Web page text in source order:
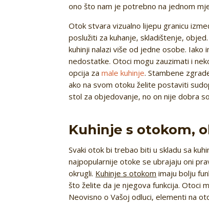
ono što nam je potrebno na jednom
Otok stvara vizualno lijepu granicu
poslužiti za kuhanje, skladištenje,
kuhinji nalazi više od jedne osobe.
nedostatke. Otoci mogu zauzimati i
opcija zamale kuhinje. Stambene
ako na svom otoku želite postaviti
stol za objedovanje, no on nije dobra
Kuhinje s otokom,
Svaki otok bi trebao biti u skladu sa
najpopularnije otoke se ubrajaju oni
okrugli. Kuhinje s otokom imaju bolju
što želite da je njegova funkcija. Otoci
Neovisno o Vašoj odluci, elementi na